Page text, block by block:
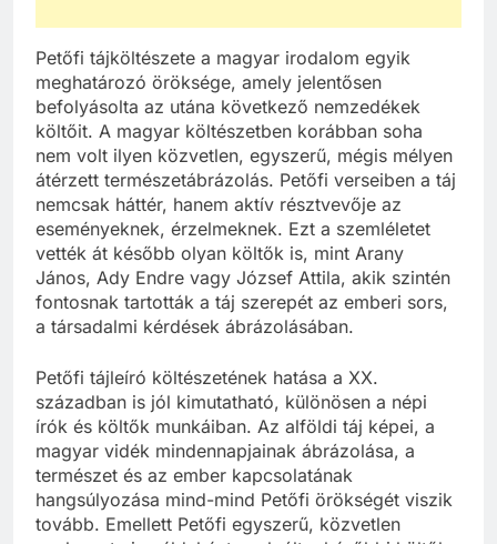
Petőfi tájköltészete a magyar irodalom egyik
meghatározó öröksége, amely jelentősen
befolyásolta az utána következő nemzedékek
költőit. A magyar költészetben korábban soha
nem volt ilyen közvetlen, egyszerű, mégis mélyen
átérzett természetábrázolás. Petőfi verseiben a táj
nemcsak háttér, hanem aktív résztvevője az
eseményeknek, érzelmeknek. Ezt a szemléletet
vették át később olyan költők is, mint Arany
János, Ady Endre vagy József Attila, akik szintén
fontosnak tartották a táj szerepét az emberi sors,
a társadalmi kérdések ábrázolásában.
Petőfi tájleíró költészetének hatása a XX.
században is jól kimutatható, különösen a népi
írók és költők munkáiban. Az alföldi táj képei, a
magyar vidék mindennapjainak ábrázolása, a
természet és az ember kapcsolatának
hangsúlyozása mind-mind Petőfi örökségét viszik
tovább. Emellett Petőfi egyszerű, közvetlen